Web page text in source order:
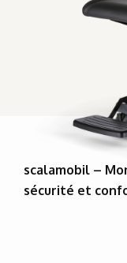
scalamobil –
sécurité et